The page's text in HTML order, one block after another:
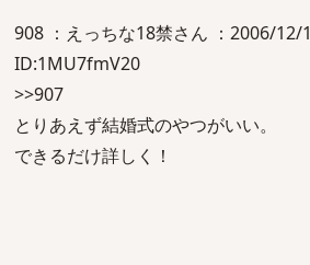
908 ：えっちな18禁さん ：2006/12/
ID:1MU7fmV20
>>907
とりあえず結婚式のやつがいい。
できるだけ詳しく！